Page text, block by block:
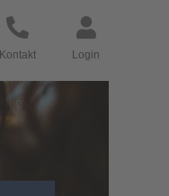
Kontakt Login